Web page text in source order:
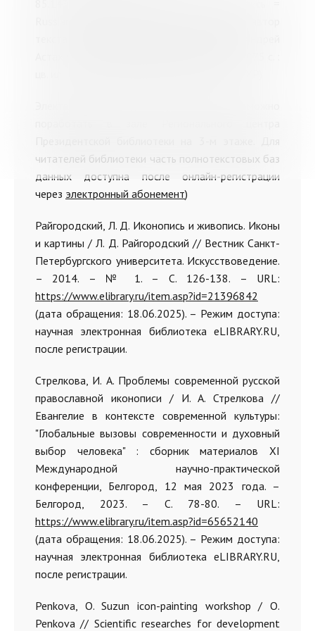
читателей библиотеки часть полнотекстовых баз
данных доступна после онлайн-регистрации
через электронный абонемент)
Райгородский, Л. Д. Иконопись и живопись. Иконы
и картины / Л. Д. Райгородский // Вестник Санкт-
Петербургского университета. Искусствоведение.
– 2014. – № 1. – С. 126-138. – URL:
https://www.elibrary.ru/item.asp?id=21396842
(дата обращения: 18.06.2025). – Режим доступа:
научная электронная библиотека eLIBRARY.RU,
после регистрации.
Стрелкова, И. А. Проблемы современной русской
православной иконописи / И. А. Стрелкова //
Евангелие в контексте современной культуры:
"Глобальные вызовы современности и духовный
выбор человека" : сборник материалов XI
Международной научно-практической
конференции, Белгород, 12 мая 2023 года. –
Белгород, 2023. – С. 78-80. – URL:
https://www.elibrary.ru/item.asp?id=65652140
(дата обращения: 18.06.2025). – Режим доступа:
научная электронная библиотека eLIBRARY.RU,
после регистрации.
Penkova, O. Suzun icon-painting workshop / O.
Penkova // Scientific researches for development